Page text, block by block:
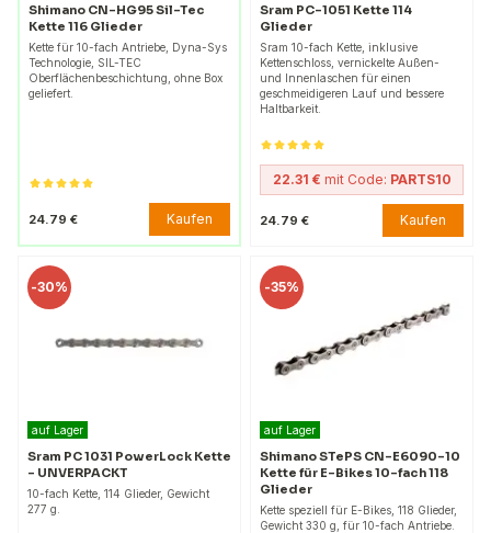
Shimano CN-HG95 Sil-Tec
Kette 116 Glieder
Kette für 10-fach Antriebe, Dyna-Sys
Technologie, SIL-TEC
Oberflächenbeschichtung, ohne Box
geliefert.
24.79 € Kaufen
Sram PC-1051 Kette 114
Glieder
Sram 10-fach Kette, inklusive
Kettenschloss, vernickelte Außen-
und Innenlaschen für einen
geschmeidigeren Lauf und bessere
Haltbarkeit.
22.31 € mit Code: PARTS10
24.79 € Kaufen
-30%
auf Lager
Sram PC 1031 PowerLock Kette
- UNVERPACKT
10-fach Kette, 114 Glieder, Gewicht
277 g.
-35%
auf Lager
Shimano STePS CN-E6090-10
Kette für E-Bikes 10-fach 118
Glieder
Kette speziell für E-Bikes, 118 Glieder,
Gewicht 330 g, für 10-fach Antriebe.